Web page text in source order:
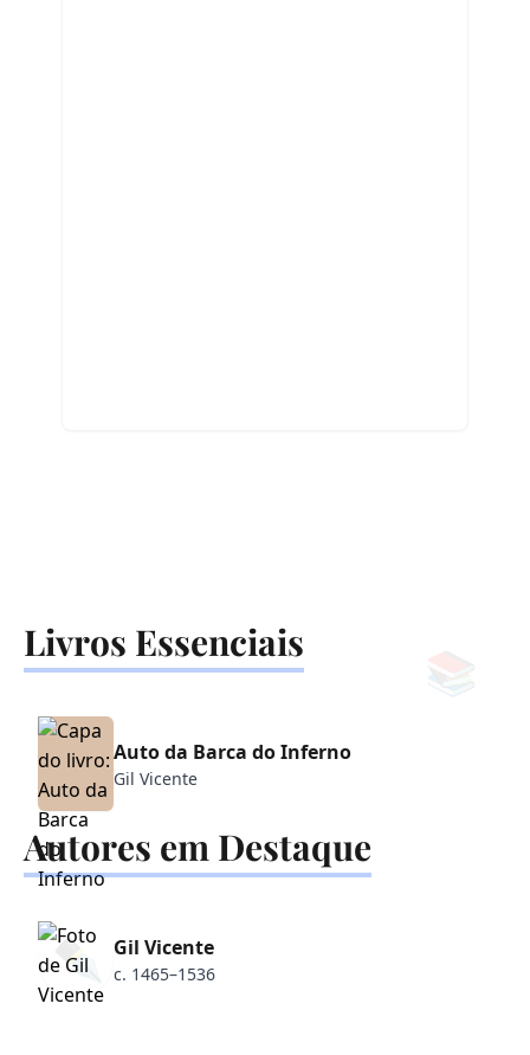
📚
✒️
Livros Essenciais
Auto da Barca do Inferno
Gil Vicente
Autores em Destaque
Gil Vicente
c. 1465–1536